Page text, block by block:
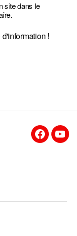
site dans le
!
Facebook